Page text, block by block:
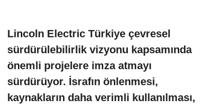
Lincoln Electric Türkiye çevresel
sürdürülebilirlik vizyonu kapsamında
önemli projelere imza atmayı
sürdürüyor. İsrafın önlenmesi,
kaynakların daha verimli kullanılması,